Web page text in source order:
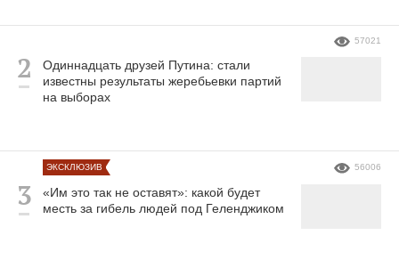
Одиннадцать друзей Путина: стали
известны результаты жеребьевки партий
на выборах
57021
«Им это так не оставят»: какой будет
месть за гибель людей под Геленджиком
ЭКСКЛЮЗИВ 56006